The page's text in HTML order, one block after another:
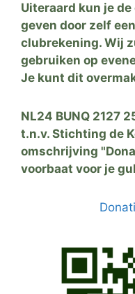
Uiteraard kun je
geven door zelf
clubrekening. Wij
gebruiken op
Je kunt dit
NL24 BUNQ 2127
t.n.v. Stichting de
omschrijving
voorbaat voor je